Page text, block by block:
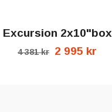
Excursion 2x10"box
4 381 kr 2 995 kr